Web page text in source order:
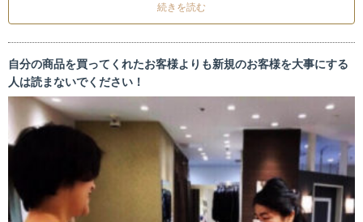
続きを読む
自分の商品を買ってくれたお客様よりも新規のお客様を大事にする
人は読まないでください！